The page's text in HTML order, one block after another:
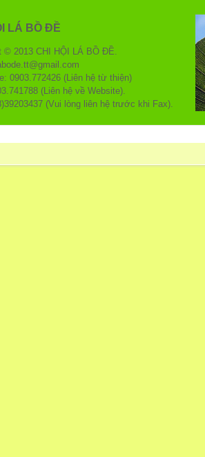
LÁ BỒ ĐỀ
© 2013 CHI HỘI LÁ BỒ ĐỀ.
0903.772426 (Liên hệ từ thiện)
(Liên hệ về Website).
(Vui lòng liên hệ trước khi Fax).